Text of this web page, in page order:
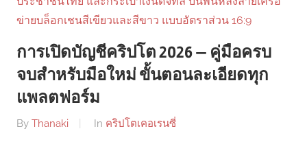
การเปิดบัญชีคริปโต 2026 — คู่มือครบ
จบสำหรับมือใหม่ ขั้นตอนละเอียดทุก
แพลตฟอร์ม
By Thanaki In คริปโตเคอเรนซี่